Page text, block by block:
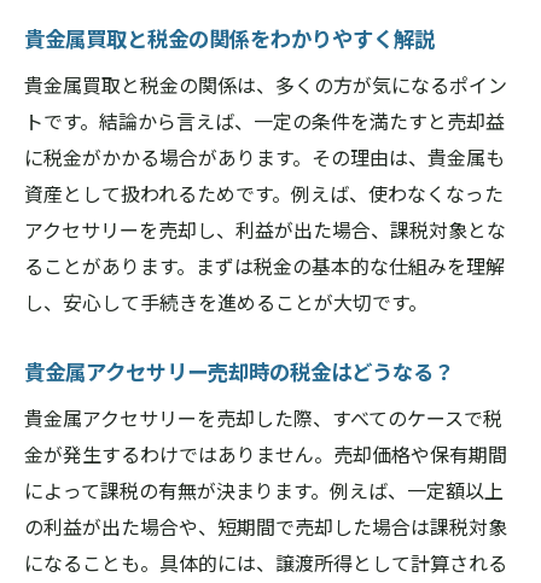
貴金属買取と税金の関係をわかりやすく解説
貴金属買取と税金の関係は、多くの方が気になるポイン
トです。結論から言えば、一定の条件を満たすと売却益
に税金がかかる場合があります。その理由は、貴金属も
資産として扱われるためです。例えば、使わなくなった
アクセサリーを売却し、利益が出た場合、課税対象とな
ることがあります。まずは税金の基本的な仕組みを理解
し、安心して手続きを進めることが大切です。
貴金属アクセサリー売却時の税金はどうなる？
貴金属アクセサリーを売却した際、すべてのケースで税
金が発生するわけではありません。売却価格や保有期間
によって課税の有無が決まります。例えば、一定額以上
の利益が出た場合や、短期間で売却した場合は課税対象
になることも。具体的には、譲渡所得として計算される